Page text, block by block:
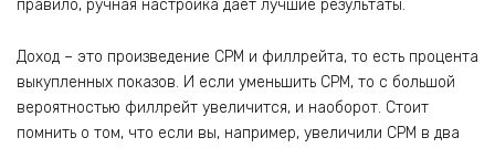
правило, ручная настройка дает лучшие результаты.
Доход – это произведение CPM и филлрейта, то есть процента
выкупленных показов. И если уменьшить CPM, то с большой
вероятностью филлрейт увеличится, и наоборот. Стоит
помнить о том, что если вы, например, увеличили CPM в два